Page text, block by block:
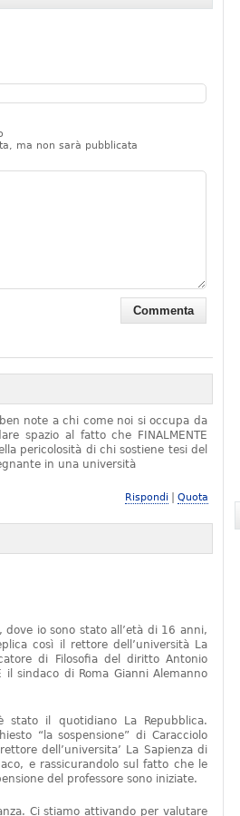
ma non sarà pubblicata
note a chi come noi si occupa da
spazio al fatto che FINALMENTE
pericolosità di chi sostiene tesi del
in una università
Rispondi Quota
dove io sono stato all’età di 16 anni,
così il rettore dell’università La
di Filosofia del diritto Antonio
il sindaco di Roma Gianni Alemanno
stato il quotidiano La Repubblica.
“la sospensione” di Caracciolo
dell’universita’ La Sapienza di
e rassicurandolo sul fatto che le
del professore sono iniziate.
Ci stiamo attivando per valutare